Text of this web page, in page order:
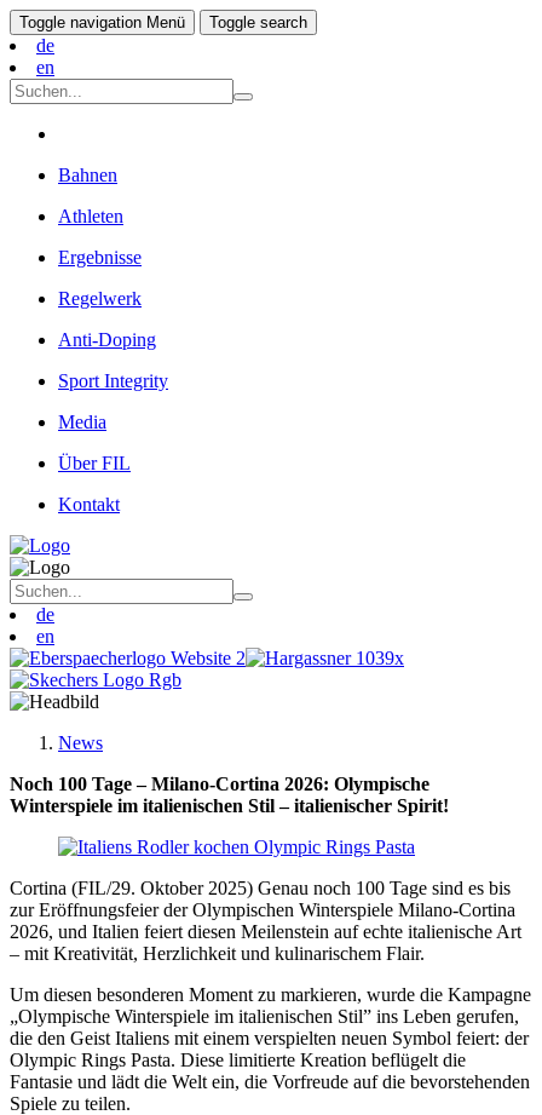
Toggle navigation Menü Toggle search
de
en
Bahnen
Athleten
Ergebnisse
Regelwerk
Anti-Doping
Sport Integrity
Media
Über FIL
Kontakt
de
en
News
Noch 100 Tage – Milano-Cortina 2026: Olympische
Winterspiele im italienischen Stil – italienischer Spirit!
Cortina (FIL/29. Oktober 2025) Genau noch 100 Tage sind es bis
zur Eröffnungsfeier der Olympischen Winterspiele Milano-Cortina
2026, und Italien feiert diesen Meilenstein auf echte italienische Art
– mit Kreativität, Herzlichkeit und kulinarischem Flair.
Um diesen besonderen Moment zu markieren, wurde die Kampagne
„Olympische Winterspiele im italienischen Stil” ins Leben gerufen,
die den Geist Italiens mit einem verspielten neuen Symbol feiert: der
Olympic Rings Pasta. Diese limitierte Kreation beflügelt die
Fantasie und lädt die Welt ein, die Vorfreude auf die bevorstehenden
Spiele zu teilen.